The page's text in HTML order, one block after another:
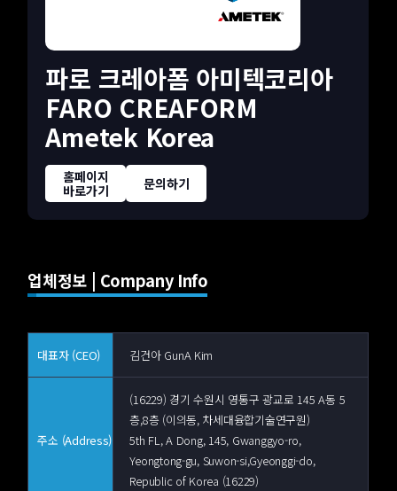
파로 크레아폼 아미텍코리아
FARO CREAFORM
Ametek Korea
홈페이지
바로가기
문의하기
업체정보 | Company Info
대표자 (CEO) 김건아 GunA Kim
주소 (Address)
(16229) 경기 수원시 영통구 광교로 145 A동 5
층,8층 (이의동, 차세대융합기술연구원)
5th FL, A Dong, 145, Gwanggyo-ro,
Yeongtong-gu, Suwon-si,Gyeonggi-do,
Republic of Korea (16229)